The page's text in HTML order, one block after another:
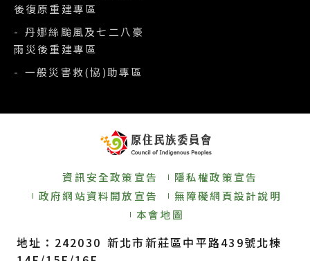
後復原重建專區
- 丹娜絲颱風及七二八豪
雨災後重建專區
- 一般災害救(協)助專區
資訊安全政策宣告
隱私權政策宣告
政府網站資料開放宣告
無障礙網頁設計說明
本會地圖
地址：242030 新北市新莊區中平路439號北棟